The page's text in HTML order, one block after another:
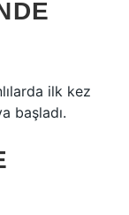
ilk kez
başladı.